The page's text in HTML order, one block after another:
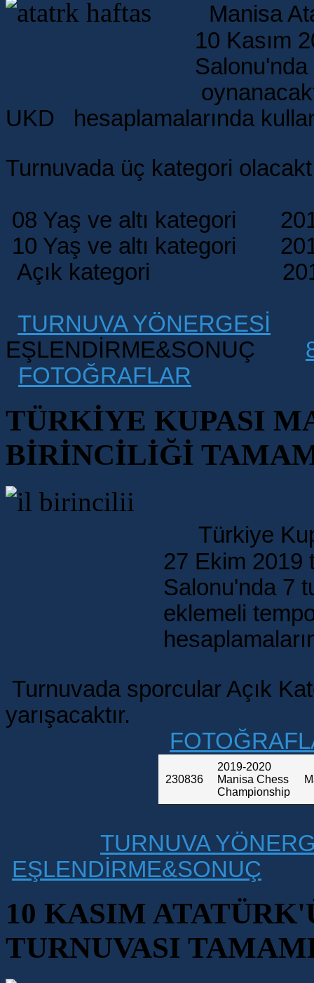
Manisa
10 Kasım
UKD hesaplamalarında
Turnuvada üç kategori
08 Yaş ve altı kategori
10 Yaş ve altı kategori
Açık kategori 2013
TURNUVA YÖNERGESİ
EŞLENDİRME&SONUÇ
FOTOĞRAFLAR
TÜRKİYE KUPASI
BİRİNCİLİĞİ
Türkiye
27 Ekim 2019
Salonu'nda 7
eklemeli
Turnuvada sporcular Açık
yarışacaktır.
230836
2019-2020
Manisa Chess
Championship
TURNUVA
EŞLENDİRME&SONUÇ
10 KASIM
TURNUVASI